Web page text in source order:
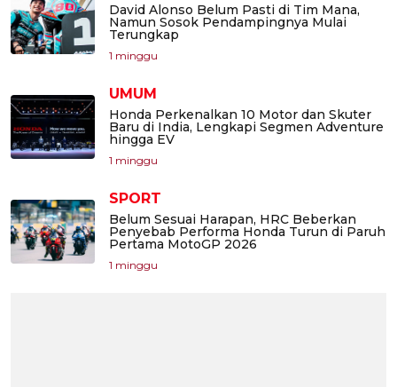
David Alonso Belum Pasti di Tim Mana,
Namun Sosok Pendampingnya Mulai
Terungkap
1 minggu
UMUM
Honda Perkenalkan 10 Motor dan Skuter
Baru di India, Lengkapi Segmen Adventure
hingga EV
1 minggu
SPORT
Belum Sesuai Harapan, HRC Beberkan
Penyebab Performa Honda Turun di Paruh
Pertama MotoGP 2026
1 minggu